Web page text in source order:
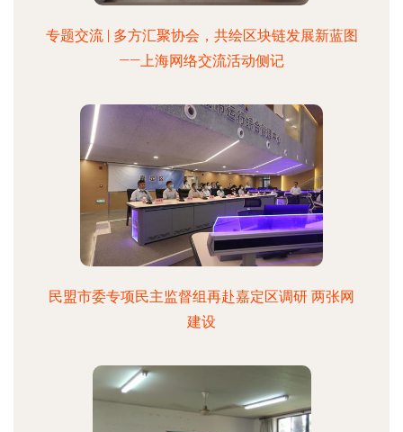
专题交流 | 多方汇聚协会，共绘区块链发展新蓝图
——上海网络交流活动侧记
民盟市委专项民主监督组再赴嘉定区调研 两张网
建设